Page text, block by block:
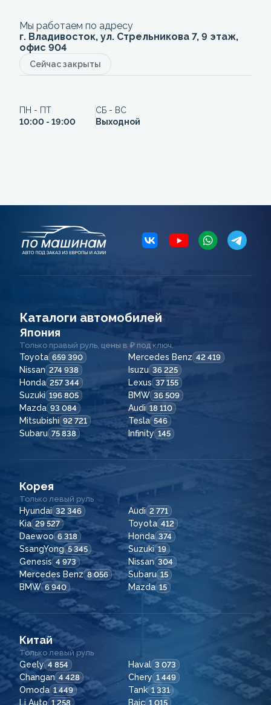
Мы работаем по адресу
г. Владивосток, ул. Стрельникова 7, 9 этаж,
офис 904
Сейчас закрыты
ПН - ПТ
10:00 - 19:00
СБ - ВС
Выходной
Каталоги автомобилей
Япония
Только правый руль, цены в ₽ под ключ.
Toyota 659 390 Mercedes Benz 42 419
Nissan 274 938 Isuzu 36 225
Honda 257 344 Lexus 37 155
Suzuki 196 805 BMW 36 509
Mazda 93 084 Audi 18 110
Mitsubishi 92 721 Tesla 546
Subaru 75 838 Infinity 145
Корея
Только левый руль
Hyundai 32 346 Audi 2 771
Kia 29 527 Toyota 412
Daewoo 6 318 Honda 374
SsangYong 5 345 Suzuki 19
Genesis 4 973 Nissan 304
Mercedes Benz 8 056 Subaru 15
BMW 6 940 Mazda 15
Китай
Только левый руль
Geely 4 854 Haval 3 073
Changan 4 428 Chery 1 449
Omoda 1 449 Tank 1 331
Li Auto 1 258 Baic 1 015